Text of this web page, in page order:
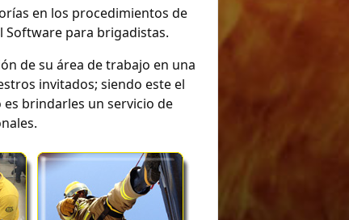
en los procedimientos de
Software para brigadistas.
de su área de trabajo en una
invitados; siendo este el
brindarles un servicio de